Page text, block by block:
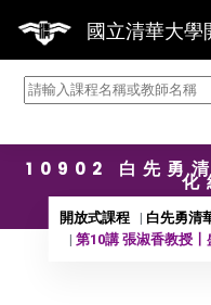
國立清華大學
10902 白先勇
化
開放式課程
白先勇清
第10講 張淑香教授